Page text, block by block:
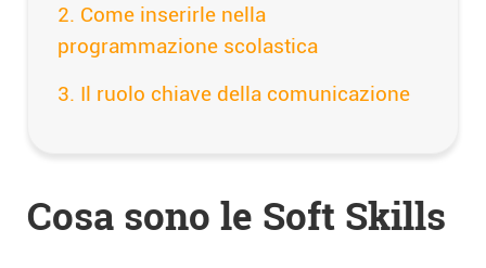
Come inserirle nella
programmazione scolastica
Il ruolo chiave della comunicazione
Cosa sono le Soft Skills